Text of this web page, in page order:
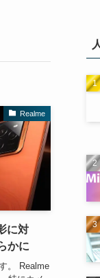
Realme
に対
かに
。 Realme